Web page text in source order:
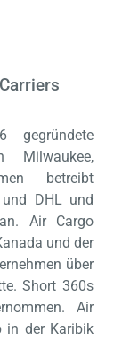
Milwaukee,
betreibt
DHL und
Air Cargo
und der
über
Short 360s
Air
in der Karibik